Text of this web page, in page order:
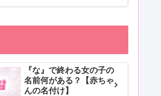
『な』で終わる女の子の
名前何がある？【赤ちゃ
んの名付け】